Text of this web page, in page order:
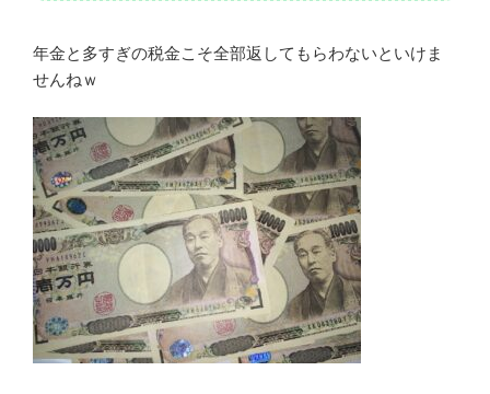
年金と多すぎの税金こそ全部返してもらわないといけま
せんねｗ